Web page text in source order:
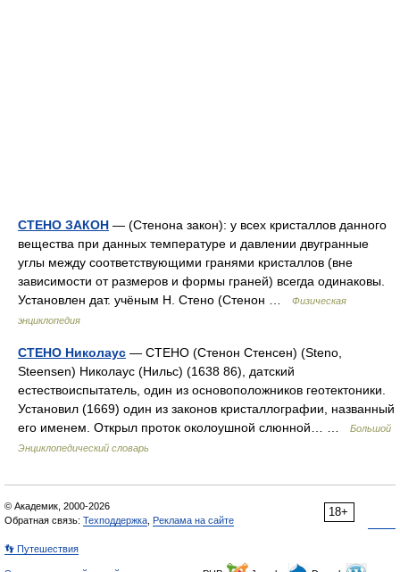
СТЕНО ЗАКОН — (Стенона закон): у всех кристаллов данного
вещества при данных температуре и давлении двугранные
углы между соответствующими гранями кристаллов (вне
зависимости от размеров и формы граней) всегда одинаковы.
Установлен дат. учёным Н. Стено (Стенон …
Физическая
энциклопедия
СТЕНО Николаус — СТЕНО (Стенон Стенсен) (Steno,
Steensen) Николаус (Нильс) (1638 86), датский
естествоиспытатель, один из основоположников геотектоники.
Установил (1669) один из законов кристаллографии, названный
его именем. Открыл проток околоушной слюнной… …
Большой
Энциклопедический словарь
18+
© Академик, 2000-2026
Обратная связь: Техподдержка Реклама на сайте
👣 Путешествия